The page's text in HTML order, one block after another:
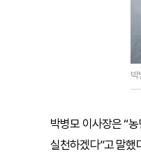
박
박병모 이사장은 “
실천하겠다”고 말했